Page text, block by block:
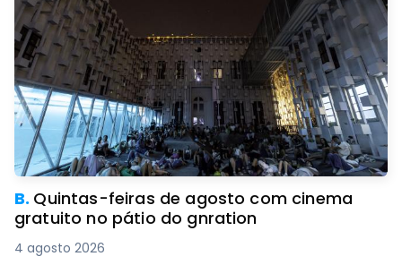
B. Quintas-feiras de agosto com cinema
gratuito no pátio do gnration
4 agosto 2026